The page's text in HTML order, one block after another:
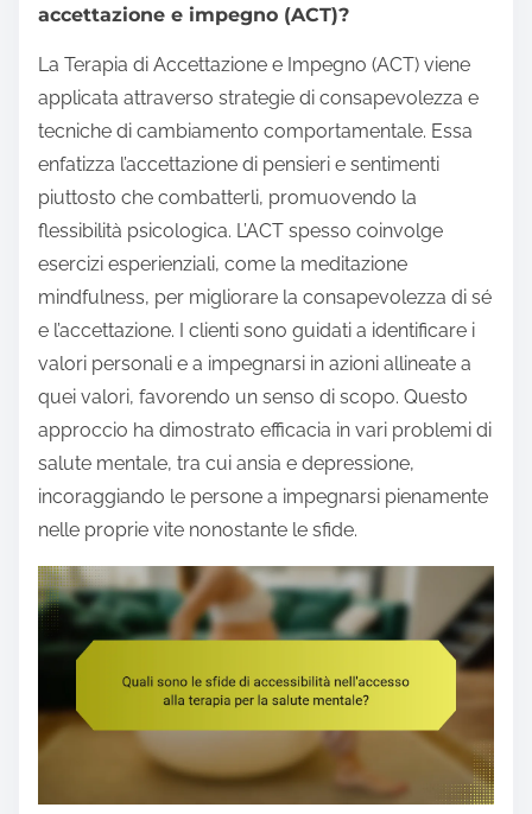
accettazione e impegno (ACT)?
La Terapia di Accettazione e Impegno (ACT) viene
applicata attraverso strategie di consapevolezza e
tecniche di cambiamento comportamentale. Essa
enfatizza l’accettazione di pensieri e sentimenti
piuttosto che combatterli, promuovendo la
flessibilità psicologica. L’ACT spesso coinvolge
esercizi esperienziali, come la meditazione
mindfulness, per migliorare la consapevolezza di sé
e l’accettazione. I clienti sono guidati a identificare i
valori personali e a impegnarsi in azioni allineate a
quei valori, favorendo un senso di scopo. Questo
approccio ha dimostrato efficacia in vari problemi di
salute mentale, tra cui ansia e depressione,
incoraggiando le persone a impegnarsi pienamente
nelle proprie vite nonostante le sfide.